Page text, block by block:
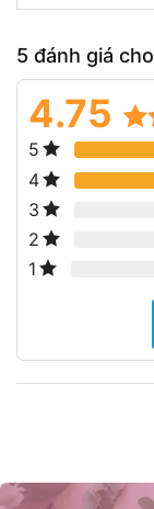
5 đánh giá cho
4.75
5
5
4
3
2
1